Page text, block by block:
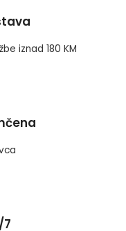
iznad 180 KM
7